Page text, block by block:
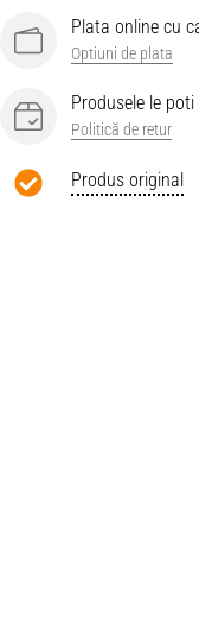
Plata online cu
Optiuni de plata
Produsele le
Politică de retur
Produs original